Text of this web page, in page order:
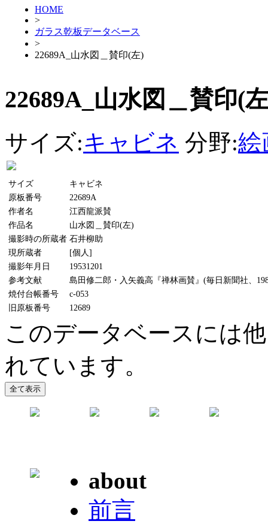
HOME
>
ガラス乾板データベース
>
22689A_山水図＿賛印(左)
22689A_山水図＿賛印(
サイズ:キャビネ 分野:絵
サイズ
キャビネ
原板番号
22689A
作者名
江西龍派賛
作品名
山水図＿賛印(左)
撮影時の所蔵者 石井柳助
現所蔵者
[個人]
撮影年月日
19531201
参考文献
島田修二郎・入矢義高『禅林画賛』(毎日新聞社、
焼付台帳番号
c-053
旧原板番号
12689
このデータベースには
れています。
about
前言